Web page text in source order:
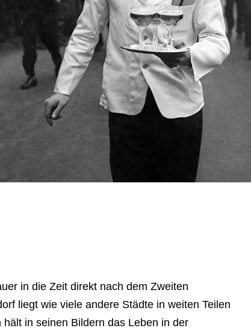
in die Zeit direkt nach dem Zweiten
liegt wie viele andere Städte in weiten Teilen
in seinen Bildern das Leben in der